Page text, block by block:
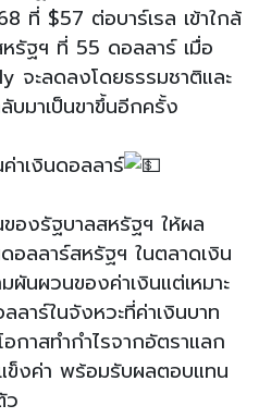
ที่ $57 ต่อบาร์เรล เข้าใกล้
รัฐฯ ที่ 55 ดอลลาร์ เมื่อ
จะลดลงโดยธรรมชาติและ
บมาเป็นขาขึ้นอีกครั้ง
าเงินดอลลาร์
ของรัฐบาลสหรัฐฯ ให้ผล
อลลาร์สหรัฐฯ ในตลาดเงิน
ผันผวนของค่าเงินแต่เหมาะ
าร์ในจังหวะที่ค่าเงินบาท
กาสทำกำไรจากอัตราแลก
ข็งค่า พร้อมรับผลตอบแทน
ว